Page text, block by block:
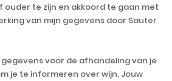
ouder te zijn en akkoord te gaan met
van mijn gegevens door Sauter
voor de afhandeling van je
je te informeren over wijn. Jouw